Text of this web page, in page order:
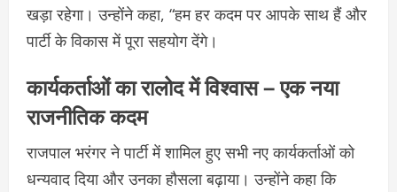
खड़ा रहेगा। उन्होंने कहा, “हम हर कदम पर आपके साथ हैं और
पार्टी के विकास में पूरा सहयोग देंगे।
कार्यकर्ताओं का रालोद में विश्वास – एक नया
राजनीतिक कदम
राजपाल भरंगर ने पार्टी में शामिल हुए सभी नए कार्यकर्ताओं को
धन्यवाद दिया और उनका हौसला बढ़ाया। उन्होंने कहा कि